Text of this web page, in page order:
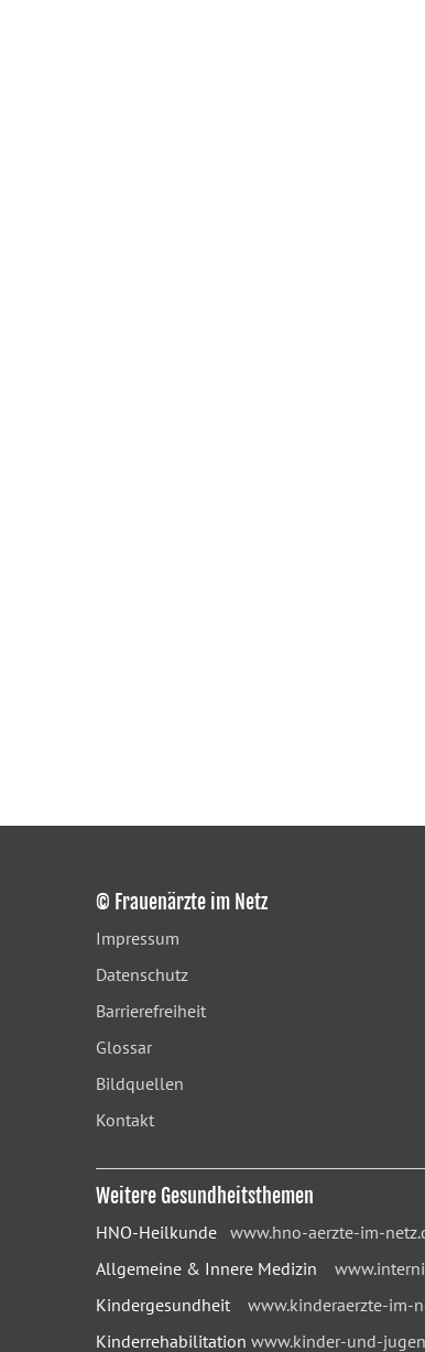
© Frauenärzte im Netz
Impressum
Datenschutz
Barrierefreiheit
Glossar
Bildquellen
Kontakt
Weitere Gesundheitsthemen
HNO-Heilkunde www.hno-aerzte-im-
Allgemeine & Innere Medizin
Kindergesundheit www.kinderaerzte-im-
Kinderrehabilitation www.kinder-und-